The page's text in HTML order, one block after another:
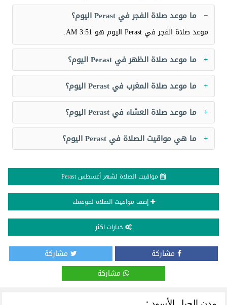
ما موعد صلاة الفجر في Perast اليوم؟
موعد صلاة الفجر في Perast اليوم هو 3:51 AM
.
ما موعد صلاة الظهر في Perast اليوم؟
ما موعد صلاة المغرب في Perast اليوم؟
ما موعد صلاة العشاء في Perast اليوم؟
ما هي مواقيت الصلاة في Perast اليوم؟
مواقيت الصلاة لشهر أغسطس Perast
إضف مواقيت الصلاة لموقعك
خيارات اكثر
مشاركة
مشاركة
مشاركة